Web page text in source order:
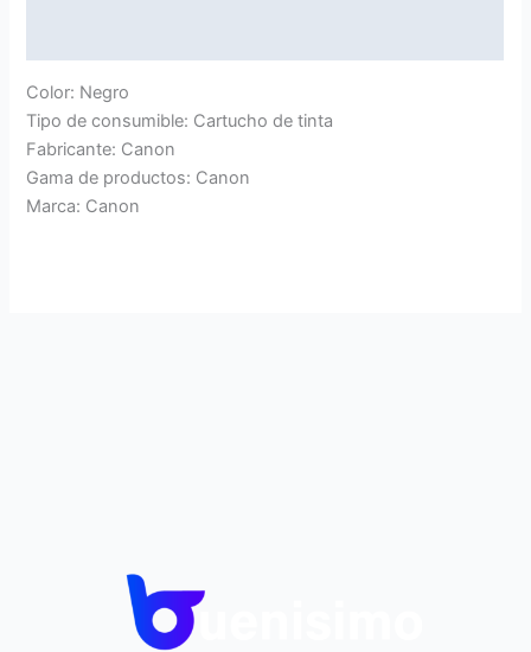
Color: Negro
Tipo de consumible: Cartucho de tinta
Fabricante: Canon
Gama de productos: Canon
Marca: Canon